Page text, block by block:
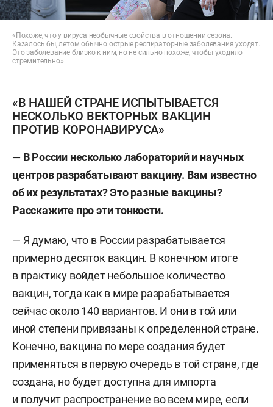
«Похоже, что у вируса необычные свойства в отношении сезона.
Казалось бы, летом обычно острые респираторные заболевания уходят.
Это заболевание близко к ним, но не сильно похоже, чтобы уходило
стремительно»
«В НАШЕЙ СТРАНЕ ИСПЫТЫВАЕТСЯ
НЕСКОЛЬКО ВЕКТОРНЫХ ВАКЦИН
ПРОТИВ КОРОНАВИРУСА»
— В России несколько лабораторий и научных
центров разрабатывают вакцину. Вам известно
об их результатах? Это разные вакцины?
Расскажите про эти тонкости.
— Я думаю, что в России разрабатывается
примерно десяток вакцин. В конечном итоге
в практику войдет небольшое количество
вакцин, тогда как в мире разрабатывается
сейчас около 140 вариантов. И они в той или
иной степени привязаны к определенной стране.
Конечно, вакцина по мере создания будет
применяться в первую очередь в той стране, где
создана, но будет доступна для импорта
и получит распространение во всем мире, если